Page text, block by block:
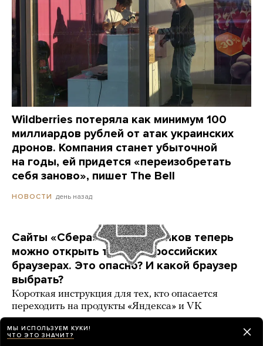
Wildberries потеряла как минимум 100
миллиардов рублей от атак украинских
дронов. Компания станет убыточной
на годы, ей придется «переизобретать
себя заново», пишет The Bell
НОВОСТИ день назад
Сайты «Сбера» и других банков теперь
можно открыть только в российских
браузерах. Это опасно? И какой браузер
выбрать?
Короткая инструкция для тех, кто опасается
переходить на продукты «Яндекса» и VK
РАЗБОР 3 карточки
МЫ ИСПОЛЬЗУЕМ КУКИ!
ЧТО ЭТО ЗНАЧИТ?